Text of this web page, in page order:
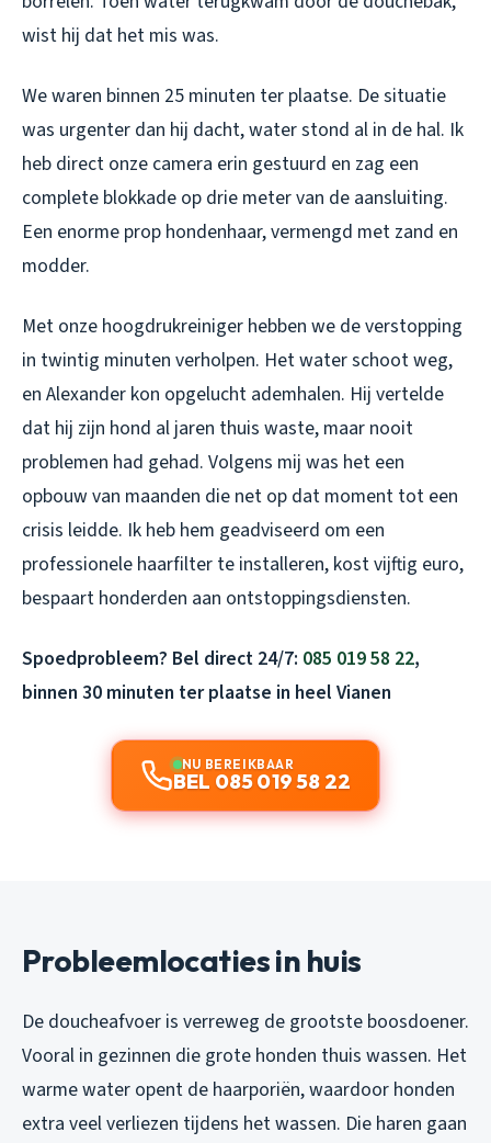
wist hij dat het mis was.
We waren binnen 25 minuten ter plaatse. De situatie
was urgenter dan hij dacht, water stond al in de hal. Ik
heb direct onze camera erin gestuurd en zag een
complete blokkade op drie meter van de aansluiting.
Een enorme prop hondenhaar, vermengd met zand en
modder.
Met onze hoogdrukreiniger hebben we de verstopping
in twintig minuten verholpen. Het water schoot weg,
en Alexander kon opgelucht ademhalen. Hij vertelde
dat hij zijn hond al jaren thuis waste, maar nooit
problemen had gehad. Volgens mij was het een
opbouw van maanden die net op dat moment tot een
crisis leidde. Ik heb hem geadviseerd om een
professionele haarfilter te installeren, kost vijftig euro,
bespaart honderden aan ontstoppingsdiensten.
Spoedprobleem? Bel direct 24/7: 085 019 58 22,
binnen 30 minuten ter plaatse in heel Vianen
NU BEREIKBAAR
BEL 085 019 58 22
Probleemlocaties in huis
De doucheafvoer is verreweg de grootste boosdoener.
Vooral in gezinnen die grote honden thuis wassen. Het
warme water opent de haarporiën, waardoor honden
extra veel verliezen tijdens het wassen. Die haren gaan